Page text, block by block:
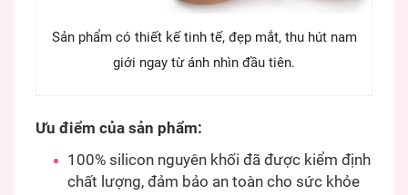
Sản phẩm có thiết kế tinh tế, đẹp mắt, thu hút nam
giới ngay từ ánh nhìn đầu tiên.
Ưu điểm của sản phẩm:
100% silicon nguyên khối đã được kiểm định
chất lượng, đảm bảo an toàn cho sức khỏe